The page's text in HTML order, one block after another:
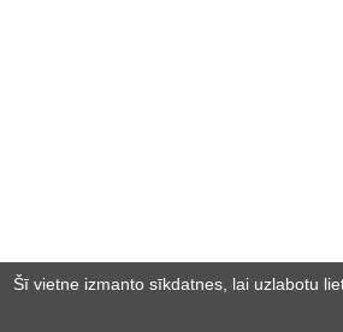
Šī vietne izmanto sīkdatnes, lai uzlabotu